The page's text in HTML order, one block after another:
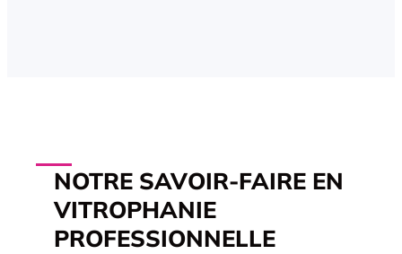
NOTRE SAVOIR-FAIRE EN
VITROPHANIE
PROFESSIONNELLE